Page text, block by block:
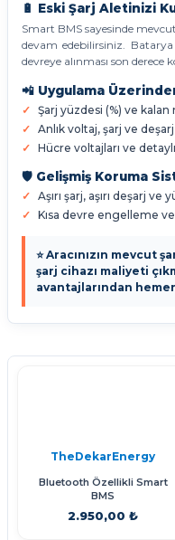
🔋 Eski Şarj Aletinizi
Smart BMS sayesinde
devam edebilirsiniz.
devreye alınması son derece
📲 Uygulama
Şarj yüzdesi (%) ve
Anlık voltaj, şarj ve deşarj
Hücre voltajları ve detaylı
🛡️ Gelişmiş Koruma
Aşırı şarj, aşırı deşarj ve
Kısa devre engelleme ve
⭐ Aracınızın mevcut
şarj cihazı maliyeti
avantajlarından
TheDekarEnergy
Bluetooth Özellikli Smart
BMS
2.950,00 ₺